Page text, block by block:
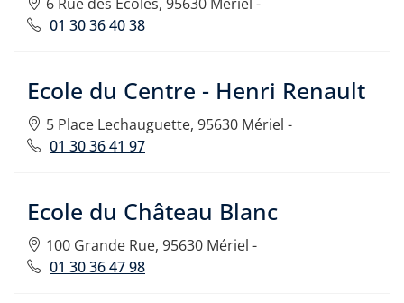
01 30 36 40 38
Ecole du Centre - Henri Renault
5 Place Lechauguette, 95630 Mériel -
01 30 36 41 97
Ecole du Château Blanc
100 Grande Rue, 95630 Mériel -
01 30 36 47 98